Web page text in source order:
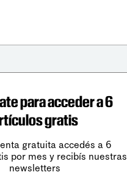
para acceder a 6
gratis
gratuita accedés a 6
por mes y recibís nuestras
newsletters